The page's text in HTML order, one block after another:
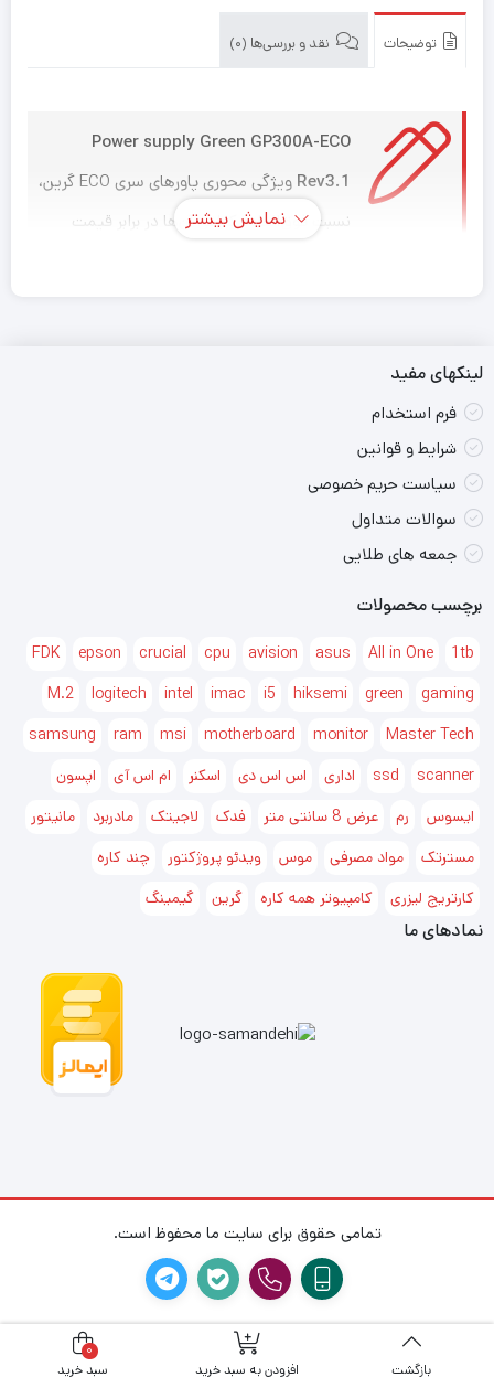
توضیحات نقد و بررسی‌ها (0)
Power supply Green GP300A-ECO
Rev3.1
ویژگی محوری پاورهای سری ECO گرین،
نسبت فوق‌العاده کارایی آن‌ها در برابر قیمت
مناسب برای کاربردهای خانگی / اداری
قابلیت ارائه توان نامی حتی در دمای محیط حداکثر 40C
بالاتر از 0.90 در شرایط اعمال بار %20 الی %100
رگولاسیون ولتاژ و کاهش ریپل خروجی
بازدهی مصرف انرژی (Efficiency) بالا مطابق با 80Plus
Standard
دارای میزان مصرف انرژی کمتر از 0.5W در حالت Stand
By مطابق با جدیدترین اصلاحات بار ERP 2013
Hold-Up Time حدوداً 12ms حتی در بار %100
مجهز به فیلتر دو مرحله ای EMI در بخش ورودی
فن فوق‌العاده کم صدا با عملکرد هوشمند
ATX PS2
86mm x 150mm x
نمایش بیشتر
لینکهای مفید
فرم استخدام
شرایط و قوانین
سیاست حریم خصوصی
سوالات متداول
جمعه های طلایی
برچسب محصولات
1tb
All in One
asus
avision
cpu
crucial
epson
FDK
gaming
green
hiksemi
i5
imac
intel
logitech
M.2
Master Tech
monitor
motherboard
msi
ram
samsung
scanner
ssd اداری اس اس دی اسکنر ام اس آی
اپسون
ایسوس
رم عرض 8 سانتی متر فدک لاجیتک مادربرد
مانیتور
مسترتک
مواد مصرفی موس ویدئو پروژکتور
چند کاره
کارتریج لیزری
کامپیوتر همه کاره گرین گیمینگ
نمادهای ما
تمامی حقوق برای سایت ما محفوظ است.
بازگشت افزودن به سبد خرید
0
سبد خرید